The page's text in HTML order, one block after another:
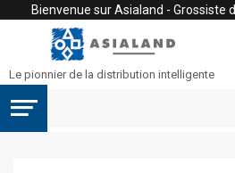
Bienvenue sur Asialand -
Le pionnier de la distribution intelligente